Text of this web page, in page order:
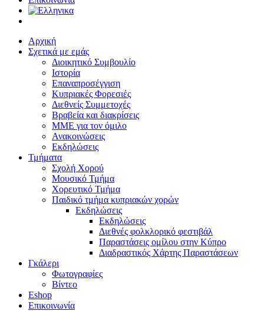
Αρχική
Σχετικά με εμάς
Διοικητικό Συμβουλίο
Ιστορία
Επαναπροσέγγιση
Κυπριακές Φορεσιές
Διεθνείς Συμμετοχές
Βραβεία και διακρίσεις
ΜΜΕ για τον όμιλο
Ανακοινώσεις
Εκδηλώσεις
Τμήματα
Σχολή Χορού
Μουσικό Τμήμα
Χορευτικό Τμήμα
Παιδικό τμήμα κυπριακών χορών
Εκδηλώσεις
Εκδηλώσεις
Διεθνές φολκλορικό φεστιβάλ
Παραστάσεις ομίλου στην Κύπρο
Διαδραστικός Χάρτης Παραστάσεων
Γκάλερι
Φωτογραφίες
Βίντεο
Eshop
Επικοινωνία